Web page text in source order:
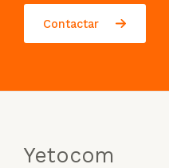
Contactar
Yetocom